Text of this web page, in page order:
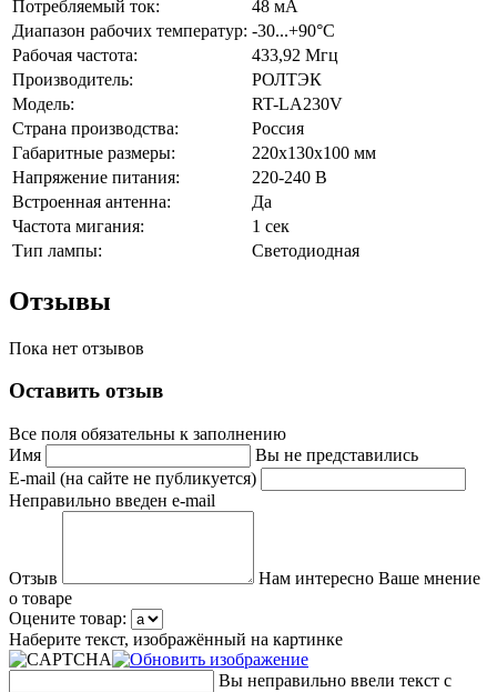
Потребляемый ток:
48 мА
Диапазон рабочих температур: -30...+90°C
Рабочая частота:
433,92 Мгц
Производитель:
РОЛТЭК
Модель:
RT-LA230V
Страна производства:
Россия
Габаритные размеры:
220х130х100 мм
Напряжение питания:
220-240 В
Встроенная антенна:
Да
Частота мигания:
1 сек
Тип лампы:
Светодиодная
Отзывы
Пока нет отзывов
Оставить отзыв
Все поля обязательны к заполнению
Имя
Вы не представились
E-mail (на сайте не публикуется)
Неправильно введен e-mail
Отзыв
Нам интересно Ваше мнение
о товаре
Оцените товар:
Наберите текст, изображённый на картинке
Вы неправильно ввели текст с